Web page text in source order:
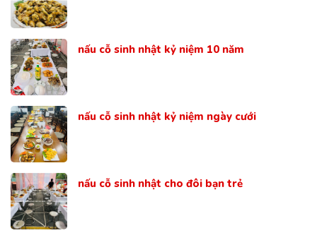
nấu cỗ sinh nhật kỷ niệm 10 năm
nấu cỗ sinh nhật kỷ niệm ngày cưới
nấu cỗ sinh nhật cho đôi bạn trẻ